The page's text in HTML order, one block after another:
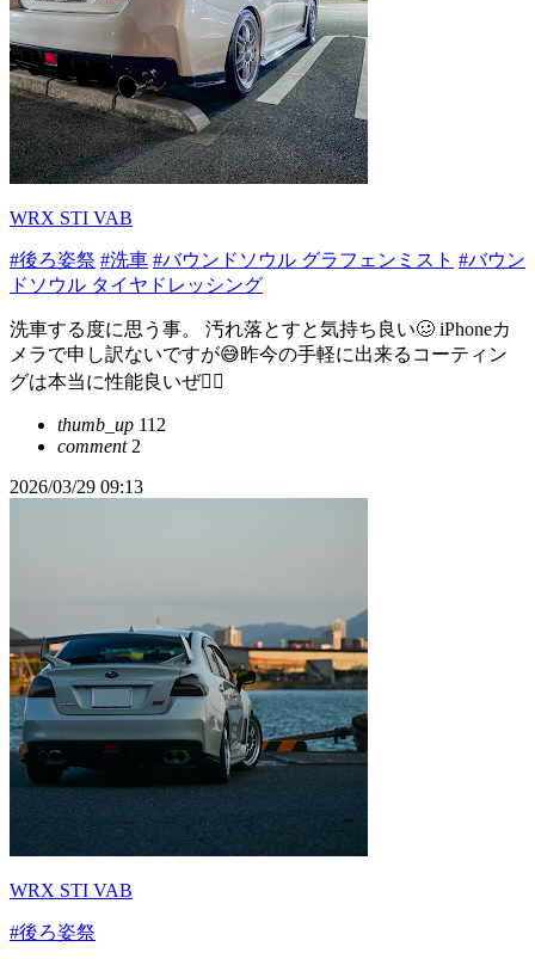
WRX STI VAB
#後ろ姿祭 #洗車 #バウンドソウル グラフェンミスト #バウン
ドソウル タイヤドレッシング
洗車する度に思う事。 汚れ落とすと気持ち良い🥴 iPhoneカ
メラで申し訳ないですが😅昨今の手軽に出来るコーティン
グは本当に性能良いぜ︎︎👍🏻︎︎︎︎
thumb_up 112
comment2
2026/03/29 09:13
WRX STI VAB
#後ろ姿祭